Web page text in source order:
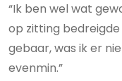
“Ik ben wel wat
op zitting
gebaar, was ik er
evenmin.”